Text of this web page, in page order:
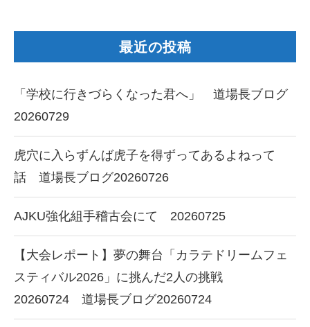
最近の投稿
「学校に行きづらくなった君へ」 道場長ブログ
20260729
虎穴に入らずんば虎子を得ずってあるよねって
話 道場長ブログ20260726
AJKU強化組手稽古会にて 20260725
【大会レポート】夢の舞台「カラテドリームフェ
スティバル2026」に挑んだ2人の挑戦
20260724 道場長ブログ20260724